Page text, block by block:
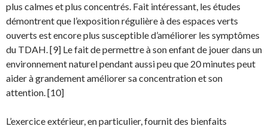
plus calmes et plus concentrés. Fait intéressant, les études
démontrent que l’exposition régulière à des espaces verts
ouverts est encore plus susceptible d’améliorer les symptômes
du TDAH. [9] Le fait de permettre à son enfant de jouer dans un
environnement naturel pendant aussi peu que 20 minutes peut
aider à grandement améliorer sa concentration et son
attention. [10]
L’exercice extérieur, en particulier, fournit des bienfaits